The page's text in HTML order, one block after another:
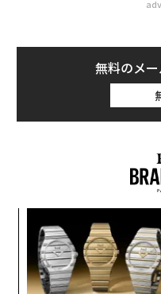
無料のメ